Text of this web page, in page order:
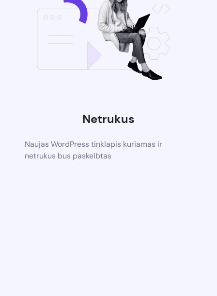
Netrukus
Naujas WordPress tinklapis kuriamas ir
netrukus bus paskelbtas